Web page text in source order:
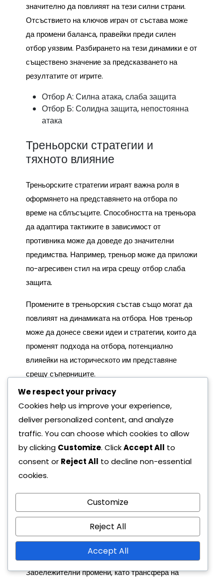
значително да повлияят на тези силни страни.
Отсъствието на ключов играч от състава може
да промени баланса, правейки преди силен
отбор уязвим. Разбирането на тези динамики е от
съществено значение за предсказването на
резултатите от игрите.
Отбор А: Силна атака, слаба защита
Отбор Б: Солидна защита, непостоянна
атака
Треньорски стратегии и
тяхното влияние
Треньорските стратегии играят важна роля в
оформянето на представянето на отбора по
време на сблъсъците. Способността на треньора
да адаптира тактиките в зависимост от
противника може да доведе до значителни
предимства. Например, треньор може да приложи
по-агресивен стил на игра срещу отбор слаба
защита.
Промените в треньорския състав също могат да
повлияят на динамиката на отбора. Нов треньор
може да донесе свежи идеи и стратегии, които да
променят подхода на отбора, потенциално
влияейки на историческото им представяне
срещу съперниците.
Състави на играчите и
исторически промени
Съставите на играчите се развиват с времето,
влияейки на сблъсъците между отборите.
Трансферите, драфтовете и пенсиониранията
могат да въведат нови таланти или да премахнат
ключови играчи, променяйки конкурентната
среда. Историческите съперничества често
включват легендарни играчи, чиито
представления се помнят дълго след края на
Забележителни промени, като трансфера на
We respect your privacy
Cookies help us improve your experience,
deliver personalized content, and analyze
traffic. You can choose which cookies to allow
by clicking Customize. ClickAccept All to
consent or Reject All to decline non-essential
cookies.
Customize
Reject All
Accept All